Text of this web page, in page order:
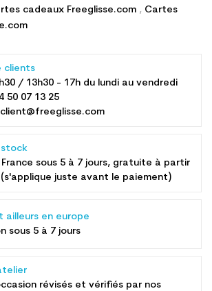
cadeaux Freeglisse.com , Cartes
clients
/ 13h30 - 17h du lundi au vendredi
50 07 13 25
stock
France sous 5 à 7 jours, gratuite à partir
juste avant le paiement)
ailleurs en europe
sous 5 à 7 jours
révisés et vérifiés par nos